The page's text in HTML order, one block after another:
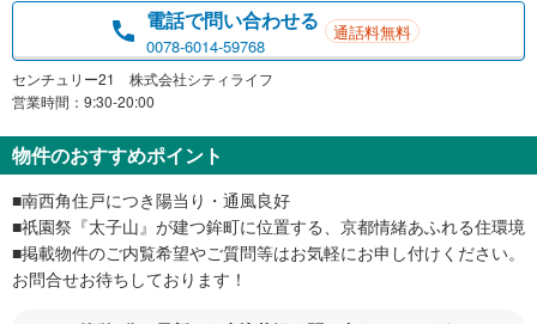
電話で問い合わせる
0078-6014-59768
通話料無料
センチュリー21 株式会社シティライフ
営業時間：9:30-20:00
物件のおすすめポイント
■南西角住戸につき陽当り・通風良好
■祇園祭『太子山』が建つ鉾町に位置する、京都情緒あふれる住環境
■掲載物件のご内覧希望やご質問等はお気軽にお申し付けください。
お問合せお待ちしております！